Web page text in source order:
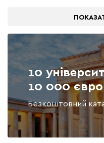
10
10 000 євро
Безкоштовний